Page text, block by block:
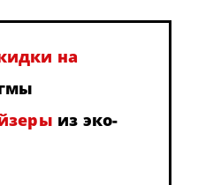
на
из эко-